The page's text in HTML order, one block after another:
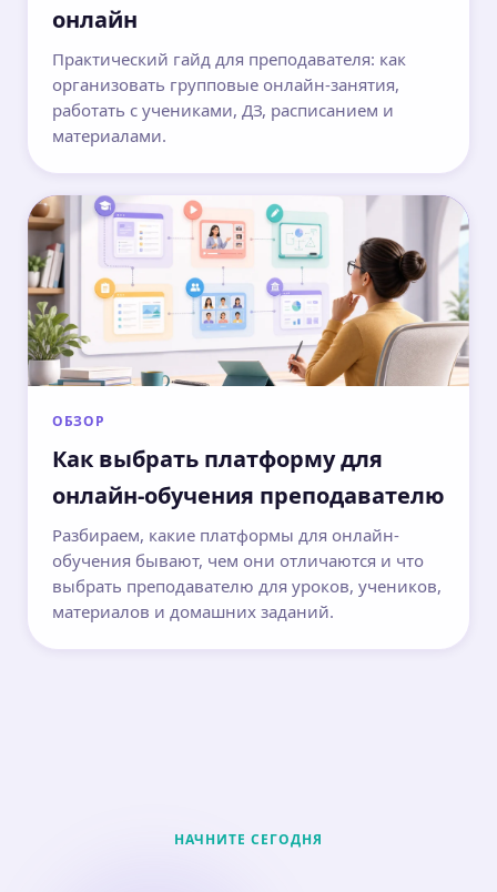
онлайн
Практический гайд для преподавателя: как
организовать групповые онлайн-занятия,
работать с учениками, ДЗ, расписанием и
материалами.
ОБЗОР
Как выбрать платформу для
онлайн-обучения преподавателю
Разбираем, какие платформы для онлайн-
обучения бывают, чем они отличаются и что
выбрать преподавателю для уроков, учеников,
материалов и домашних заданий.
НАЧНИТЕ СЕГОДНЯ